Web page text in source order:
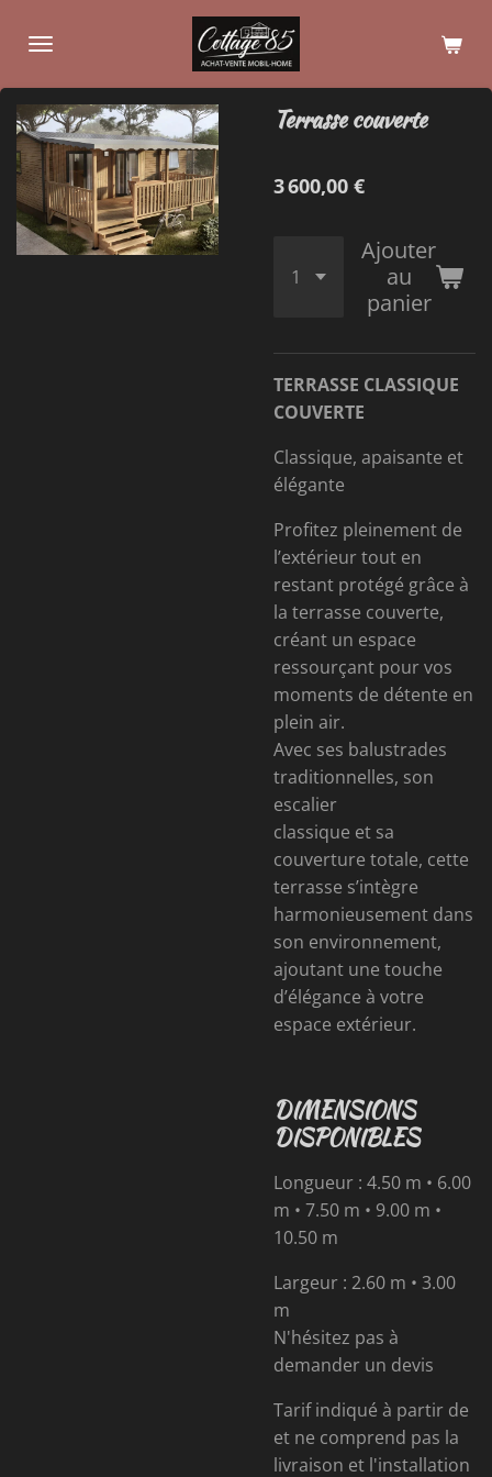
au
principal
Terrasse couverte
3 600,00 €
Ajouter
au
panier
TERRASSE CLASSIQUE
COUVERTE
Classique, apaisante et
élégante
Profitez pleinement de
l’extérieur tout en
restant protégé grâce à
la terrasse couverte,
créant un espace
ressourçant pour vos
moments de détente en
plein air.
Avec ses balustrades
traditionnelles, son
escalier
classique et sa
couverture totale, cette
terrasse s’intègre
harmonieusement dans
son environnement,
ajoutant une touche
d’élégance à votre
espace extérieur.
DIMENSIONS
DISPONIBLES
Longueur : 4.50 m • 6.00
m • 7.50 m • 9.00 m •
10.50 m
Largeur : 2.60 m • 3.00
m
N'hésitez pas à
demander un devis
Tarif indiqué à partir de
et ne comprend pas la
livraison et l'installation